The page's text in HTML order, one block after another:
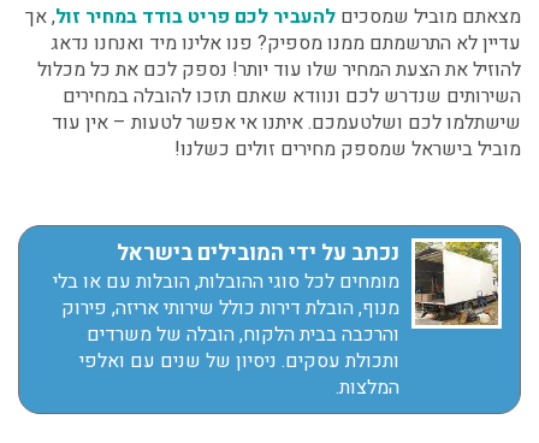
מצאתם מוביל שמסכים להעביר לכם פריט בודד במחיר זול, אך
עדיין לא התרשמתם ממנו מספיק? פנו אלינו מיד ואנחנו נדאג
להוזיל את הצעת המחיר שלו עוד יותר! נספק לכם את כל מכלול
השירותים שנדרש לכם ונוודא שאתם תזכו להובלה במחירים
שישתלמו לכם ושלטעמכם. איתנו אי אפשר לטעות – אין עוד
מוביל בישראל שמספק מחירים זולים כשלנו!
נכתב על ידי המובילים בישראל
מומחים לכל סוגי ההובלות, הובלות עם או בלי
מנוף, הובלת דירות כולל שירותי אריזה, פירוק
והרכבה בבית הלקוח, הובלה של משרדים
ותכולת עסקים. ניסיון של שנים עם ואלפי
המלצות.